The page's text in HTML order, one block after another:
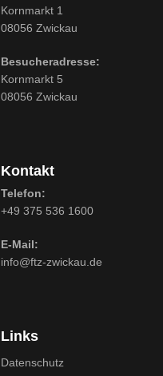
Kornmarkt 1
08056 Zwickau
Besucheradresse:
Kornmarkt 5
08056 Zwickau
Kontakt
Telefon:
+49 375 536 1600
E-Mail:
info@ftz-zwickau.de
Links
Datenschutz